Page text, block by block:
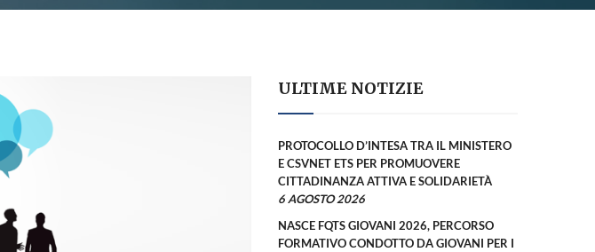
ULTIME NOTIZIE
PROTOCOLLO D’INTESA TRA IL MINISTERO
E CSVNET ETS PER PROMUOVERE
CITTADINANZA ATTIVA E SOLIDARIETÀ
6 AGOSTO 2026
NASCE FQTS GIOVANI 2026, PERCORSO
FORMATIVO CONDOTTO DA GIOVANI PER I